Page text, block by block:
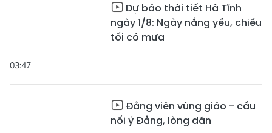
03:47
Dự báo thời tiết Hà Tĩnh
ngày 1/8: Ngày nắng yếu, chiều
tối có mưa
Đảng viên vùng giáo - cầu
nối ý Đảng, lòng dân